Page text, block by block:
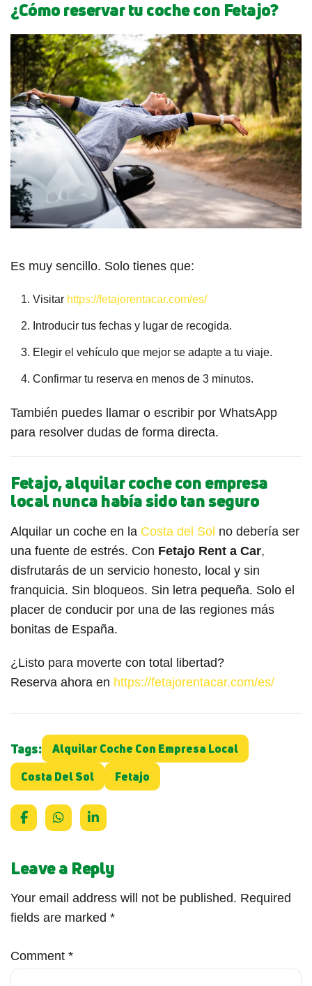
¿Cómo reservar tu coche con Fetajo?
Es muy sencillo. Solo tienes que:
Visitar https://fetajorentacar.com/es/
Introducir tus fechas y lugar de recogida.
Elegir el vehículo que mejor se adapte a tu viaje.
Confirmar tu reserva en menos de 3 minutos.
También puedes llamar o escribir por WhatsApp
para resolver dudas de forma directa.
Fetajo, alquilar coche con empresa
local nunca había sido tan seguro
Alquilar un coche en la Costa del Sol no debería ser
una fuente de estrés. Con Fetajo Rent a Car,
disfrutarás de un servicio honesto, local y sin
franquicia. Sin bloqueos. Sin letra pequeña. Solo el
placer de conducir por una de las regiones más
bonitas de España.
¿Listo para moverte con total libertad?
Reserva ahora en https://fetajorentacar.com/es/
Tags:
Alquilar Coche Con Empresa Local
Costa Del Sol
Fetajo
Leave a Reply
Your email address will not be published. Required
fields are marked *
Comment *